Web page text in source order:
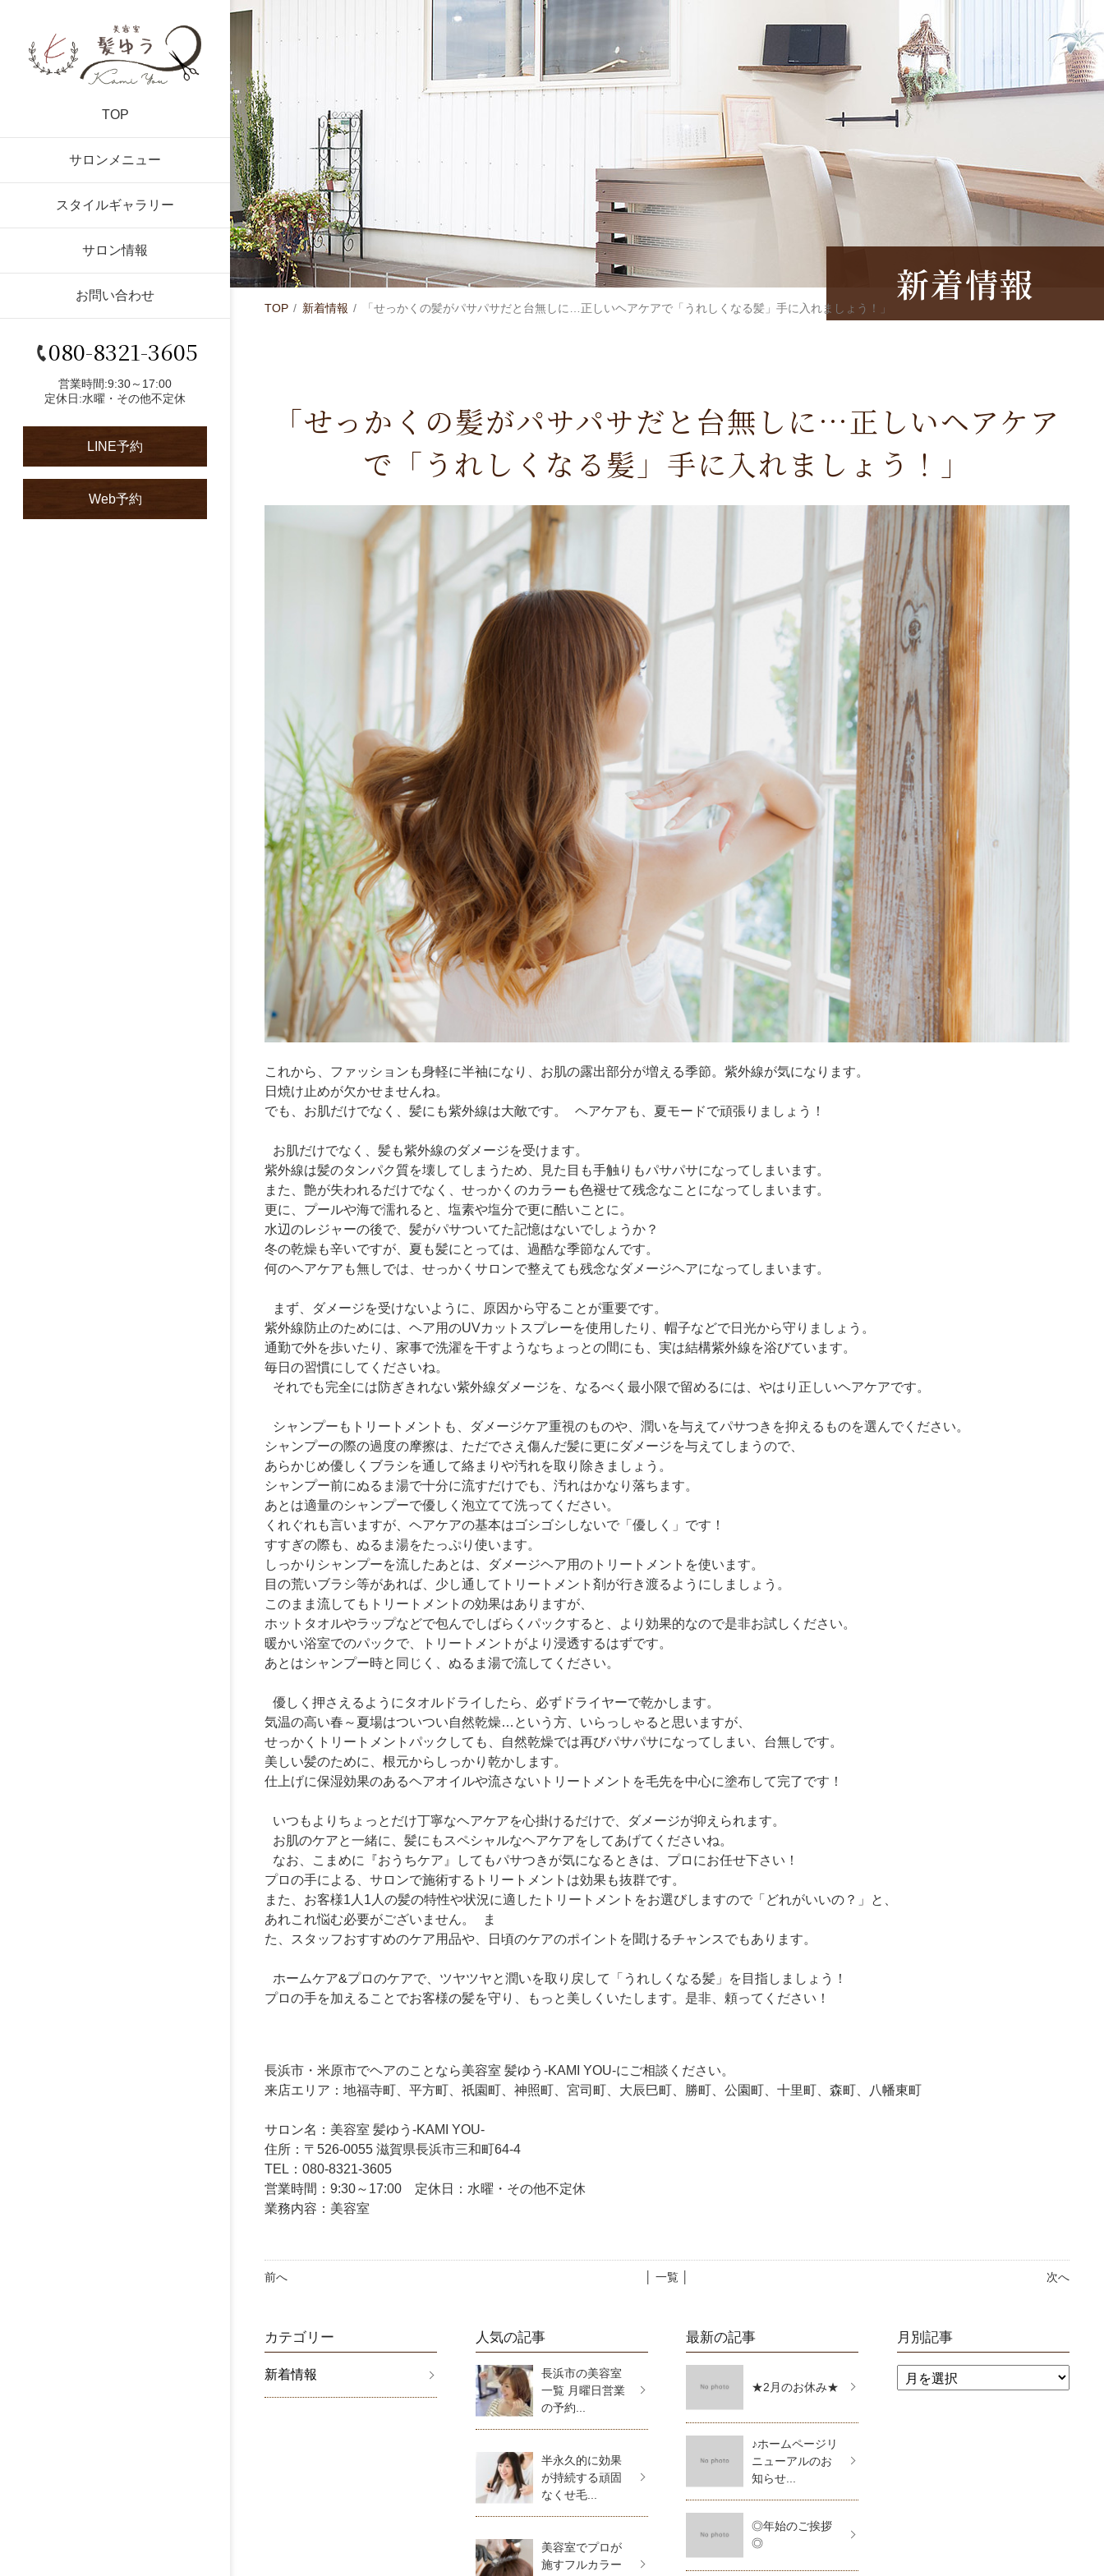
TOP
サロンメニュー
スタイルギャラリー
サロン情報
お問い合わせ
080-8321-3605
営業時間:9:30～17:00
定休日:水曜・その他不定休
LINE予約
Web予約
新着情報
TOP 新着情報 「せっかくの髪がパサパサだと台無しに…正しいヘアケアで「うれしくなる髪」手に入れましょう！」
「せっかくの髪がパサパサだと台無しに…正しいヘアケア
で「うれしくなる髪」手に入れましょう！」
これから、ファッションも身軽に半袖になり、お肌の露出部分が増える季節。紫外線が気になります。
日焼け止めが欠かせませんね。
でも、お肌だけでなく、髪にも紫外線は大敵です。 ヘアケアも、夏モードで頑張りましょう！
お肌だけでなく、髪も紫外線のダメージを受けます。
紫外線は髪のタンパク質を壊してしまうため、見た目も手触りもパサパサになってしまいます。
また、艶が失われるだけでなく、せっかくのカラーも色褪せて残念なことになってしまいます。
更に、プールや海で濡れると、塩素や塩分で更に酷いことに。
水辺のレジャーの後で、髪がパサついてた記憶はないでしょうか？
冬の乾燥も辛いですが、夏も髪にとっては、過酷な季節なんです。
何のヘアケアも無しでは、せっかくサロンで整えても残念なダメージヘアになってしまいます。
まず、ダメージを受けないように、原因から守ることが重要です。
紫外線防止のためには、ヘア用のUVカットスプレーを使用したり、帽子などで日光から守りましょう。
通勤で外を歩いたり、家事で洗濯を干すようなちょっとの間にも、実は結構紫外線を浴びています。
毎日の習慣にしてくださいね。
それでも完全には防ぎきれない紫外線ダメージを、なるべく最小限で留めるには、やはり正しいヘアケアです。
シャンプーもトリートメントも、ダメージケア重視のものや、潤いを与えてパサつきを抑えるものを選んでください。
シャンプーの際の過度の摩擦は、ただでさえ傷んだ髪に更にダメージを与えてしまうので、
あらかじめ優しくブラシを通して絡まりや汚れを取り除きましょう。
シャンプー前にぬるま湯で十分に流すだけでも、汚れはかなり落ちます。
あとは適量のシャンプーで優しく泡立てて洗ってください。
くれぐれも言いますが、ヘアケアの基本はゴシゴシしないで「優しく」です！
すすぎの際も、ぬるま湯をたっぷり使います。
しっかりシャンプーを流したあとは、ダメージヘア用のトリートメントを使います。
目の荒いブラシ等があれば、少し通してトリートメント剤が行き渡るようにしましょう。
このまま流してもトリートメントの効果はありますが、
ホットタオルやラップなどで包んでしばらくパックすると、より効果的なので是非お試しください。
暖かい浴室でのパックで、トリートメントがより浸透するはずです。
あとはシャンプー時と同じく、ぬるま湯で流してください。
優しく押さえるようにタオルドライしたら、必ずドライヤーで乾かします。
気温の高い春～夏場はついつい自然乾燥…という方、いらっしゃると思いますが、
せっかくトリートメントパックしても、自然乾燥では再びパサパサになってしまい、台無しです。
美しい髪のために、根元からしっかり乾かします。
仕上げに保湿効果のあるヘアオイルや流さないトリートメントを毛先を中心に塗布して完了です！
いつもよりちょっとだけ丁寧なヘアケアを心掛けるだけで、ダメージが抑えられます。
お肌のケアと一緒に、髪にもスペシャルなヘアケアをしてあげてくださいね。
なお、こまめに『おうちケア』してもパサつきが気になるときは、プロにお任せ下さい！
プロの手による、サロンで施術するトリートメントは効果も抜群です。
また、お客様1人1人の髪の特性や状況に適したトリートメントをお選びしますので「どれがいいの？」と、
あれこれ悩む必要がございません。 ま
た、スタッフおすすめのケア用品や、日頃のケアのポイントを聞けるチャンスでもあります。
ホームケア&プロのケアで、ツヤツヤと潤いを取り戻して「うれしくなる髪」を目指しましょう！
プロの手を加えることでお客様の髪を守り、もっと美しくいたします。是非、頼ってください！
長浜市・米原市でヘアのことなら美容室 髪ゆう-KAMI YOU-にご相談ください。
来店エリア：地福寺町、平方町、祇園町、神照町、宮司町、大辰巳町、勝町、公園町、十里町、森町、八幡東町
サロン名：美容室 髪ゆう-KAMI YOU-
住所：〒526-0055 滋賀県長浜市三和町64-4
TEL：080-8321-3605
営業時間：9:30～17:00 定休日：水曜・その他不定休
業務内容：美容室
前へ 次へ
│ 一覧 │
カテゴリー
新着情報
人気の記事
長浜市の美容室
一覧 月曜日営業
の予約...
半永久的に効果
が持続する頑固
なくせ毛...
美容室でプロが
施すフルカラー
最新の記事
★2月のお休み★
♪ホームページリ
ニューアルのお
知らせ...
◎年始のご挨拶
◎
月別記事